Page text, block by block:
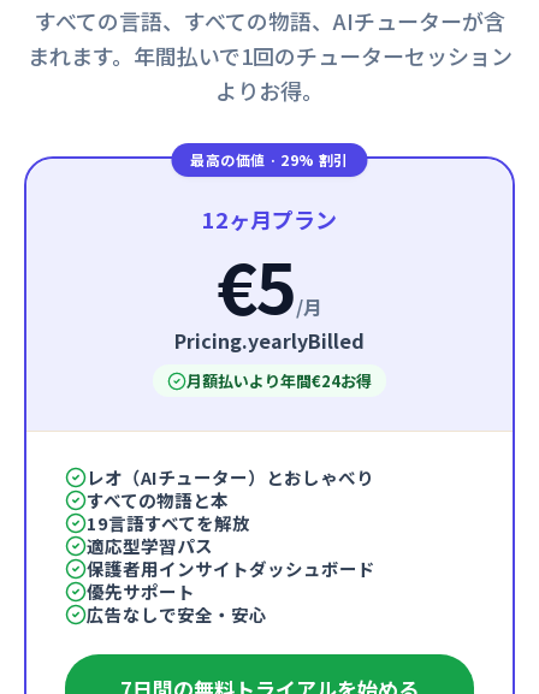
すべての言語、すべての物語、AIチューターが含
まれます。年間払いで1回のチューターセッション
よりお得。
最高の価値 · 29% 割引
12ヶ月プラン
€5/月
Pricing.yearlyBilled
月額払いより年間€24お得
レオ（AIチューター）とおしゃべり
すべての物語と本
19言語すべてを解放
適応型学習パス
保護者用インサイトダッシュボード
優先サポート
広告なしで安全・安心